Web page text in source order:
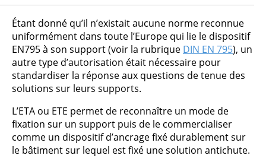
champ
vide.
Étant donné qu’il n’existait aucune norme reconnue
uniformément dans toute l’Europe qui lie le dispositif
EN795 à son support (voir la rubrique DIN EN 795), un
autre type d’autorisation était nécessaire pour
standardiser la réponse aux questions de tenue des
solutions sur leurs supports.
L’ETA ou ETE permet de reconnaître un mode de
fixation sur un support puis de le commercialiser
comme un dispositif d’ancrage fixé durablement sur
le bâtiment sur lequel est fixé une solution antichute.